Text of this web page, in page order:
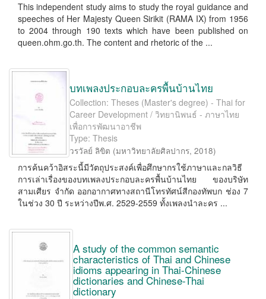
This independent study aims to study the royal guidance and
speeches of Her Majesty Queen Sirikit (RAMA IX) from 1956
to 2004 through 190 texts which have been published on
queen.ohm.go.th. The content and rhetoric of the ...
บทเพลงประกอบละครพื้นบ้านไทย
Collection: Theses (Master's degree) - Thai for
Career Development / วิทยานิพนธ์ - ภาษาไทย
เพื่อการพัฒนาอาชีพ
Type: Thesis
วรวัลย์ ลิขิต (มหาวิทยาลัยศิลปากร,2018)
การค้นคว้าอิสระนี้มีวัตถุประสงค์เพื่อศึกษากรใช้ภาษาและกลวิธี
การเล่าเรื่องของบทเพลงประกอบละครพื้นบ้านไทย ของบริษัท
สามเศียร จำกัด ออกอากาศทางสถานีโทรทัศน์สีกองทัพบก ช่อง 7
ในช่วง 30 ปี ระหว่างปีพ.ศ. 2529-2559 ทั้งเพลงนำละคร ...
A study of the common semantic
characteristics of Thai and Chinese
idioms appearing in Thai-Chinese
dictionaries and Chinese-Thai
dictionary